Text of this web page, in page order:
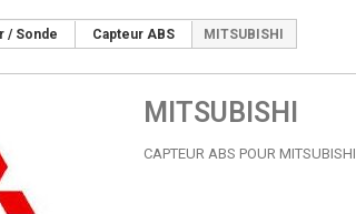
/ Sonde Capteur ABS MITSUBISHI
MITSUBISHI
CAPTEUR ABS POUR MITSUBISHI